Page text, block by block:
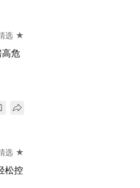
选 ★
危
选 ★
松控